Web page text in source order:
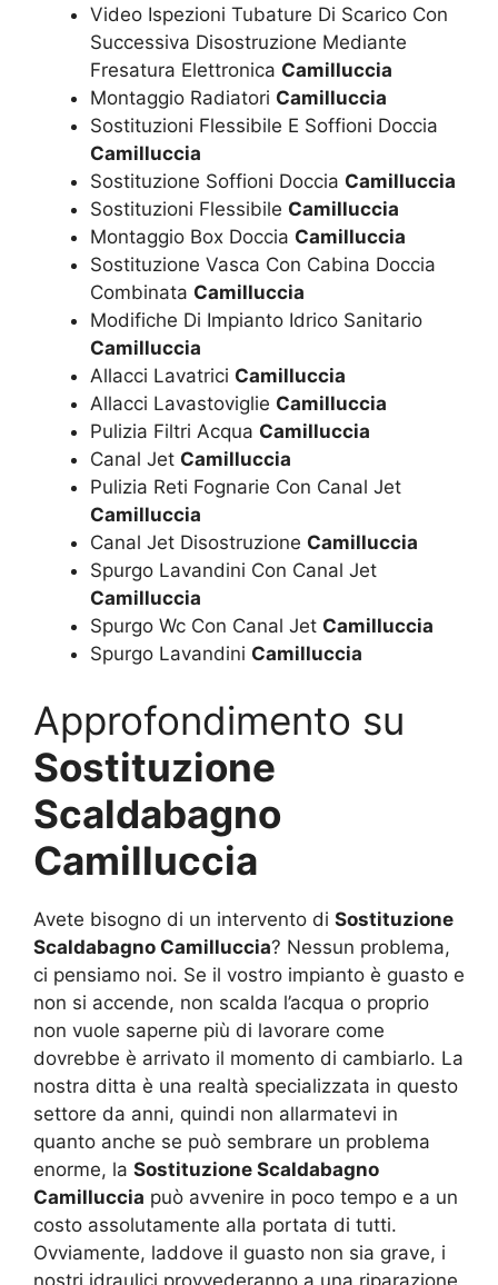
Video Ispezioni Tubature Di Scarico Con
Successiva Disostruzione Mediante
Fresatura Elettronica Camilluccia
Montaggio Radiatori Camilluccia
Sostituzioni Flessibile E Soffioni Doccia
Camilluccia
Sostituzione Soffioni Doccia Camilluccia
Sostituzioni Flessibile Camilluccia
Montaggio Box Doccia Camilluccia
Sostituzione Vasca Con Cabina Doccia
Combinata Camilluccia
Modifiche Di Impianto Idrico Sanitario
Camilluccia
Allacci Lavatrici Camilluccia
Allacci Lavastoviglie Camilluccia
Pulizia Filtri Acqua Camilluccia
Canal Jet Camilluccia
Pulizia Reti Fognarie Con Canal Jet
Camilluccia
Canal Jet Disostruzione Camilluccia
Spurgo Lavandini Con Canal Jet
Camilluccia
Spurgo Wc Con Canal Jet Camilluccia
Spurgo Lavandini Camilluccia
Approfondimento su
Sostituzione
Scaldabagno
Camilluccia
Avete bisogno di un intervento di Sostituzione
Scaldabagno Camilluccia? Nessun problema,
ci pensiamo noi. Se il vostro impianto è guasto e
non si accende, non scalda l’acqua o proprio
non vuole saperne più di lavorare come
dovrebbe è arrivato il momento di cambiarlo. La
nostra ditta è una realtà specializzata in questo
settore da anni, quindi non allarmatevi in
quanto anche se può sembrare un problema
enorme, la Sostituzione Scaldabagno
Camilluccia può avvenire in poco tempo e a un
costo assolutamente alla portata di tutti.
Ovviamente, laddove il guasto non sia grave, i
nostri idraulici provvederanno a una riparazione